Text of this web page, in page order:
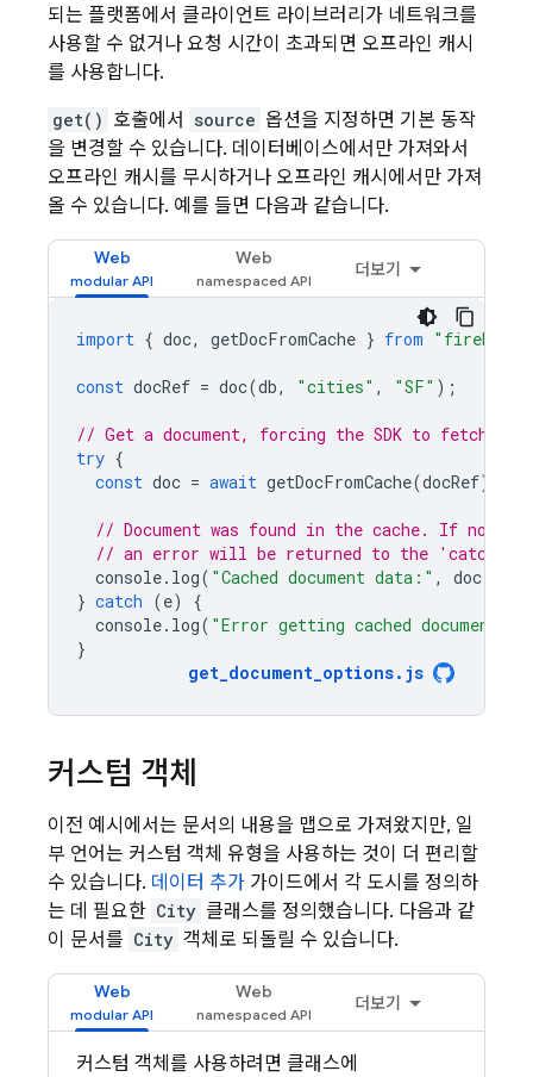
되는 플랫폼에서 클라이언트 라이브러리가 네트워크를
사용할 수 없거나 요청 시간이 초과되면 오프라인 캐시
를 사용합니다.
get() 호출에서 source 옵션을 지정하면 기본 동작
을 변경할 수 있습니다. 데이터베이스에서만 가져와서
오프라인 캐시를 무시하거나 오프라인 캐시에서만 가져
올 수 있습니다. 예를 들면 다음과 같습니다.
Web Web
더보기
import { doc, getDocFromCache } from
const docRef = doc(db, "cities" , "SF" );
// Get a document, forcing the SDK to fetch
try {
const doc = await getDocFromCache(docRef);
// Document was found in the cache. If no
// an error will be returned to the 'catch'
console. log( "Cached document data:" , doc
} catch (e)
{
console. log( "Error getting cached document:"
}
get_document_options. js
커스텀 객체
이전 예시에서는 문서의 내용을 맵으로 가져왔지만, 일
부 언어는 커스텀 객체 유형을 사용하는 것이 더 편리할
수 있습니다. 데이터 추가 가이드에서 각 도시를 정의하
는 데 필요한 City 클래스를 정의했습니다. 다음과 같
이 문서를 City 객체로 되돌릴 수 있습니다.
Web Web
더보기
커스텀 객체를 사용하려면 클래스에